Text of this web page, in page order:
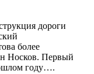
дороги
более
Носков. Первый
году….